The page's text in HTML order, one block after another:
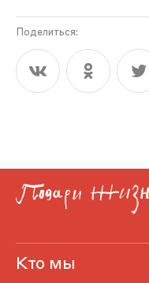
Поделиться:
Кто мы